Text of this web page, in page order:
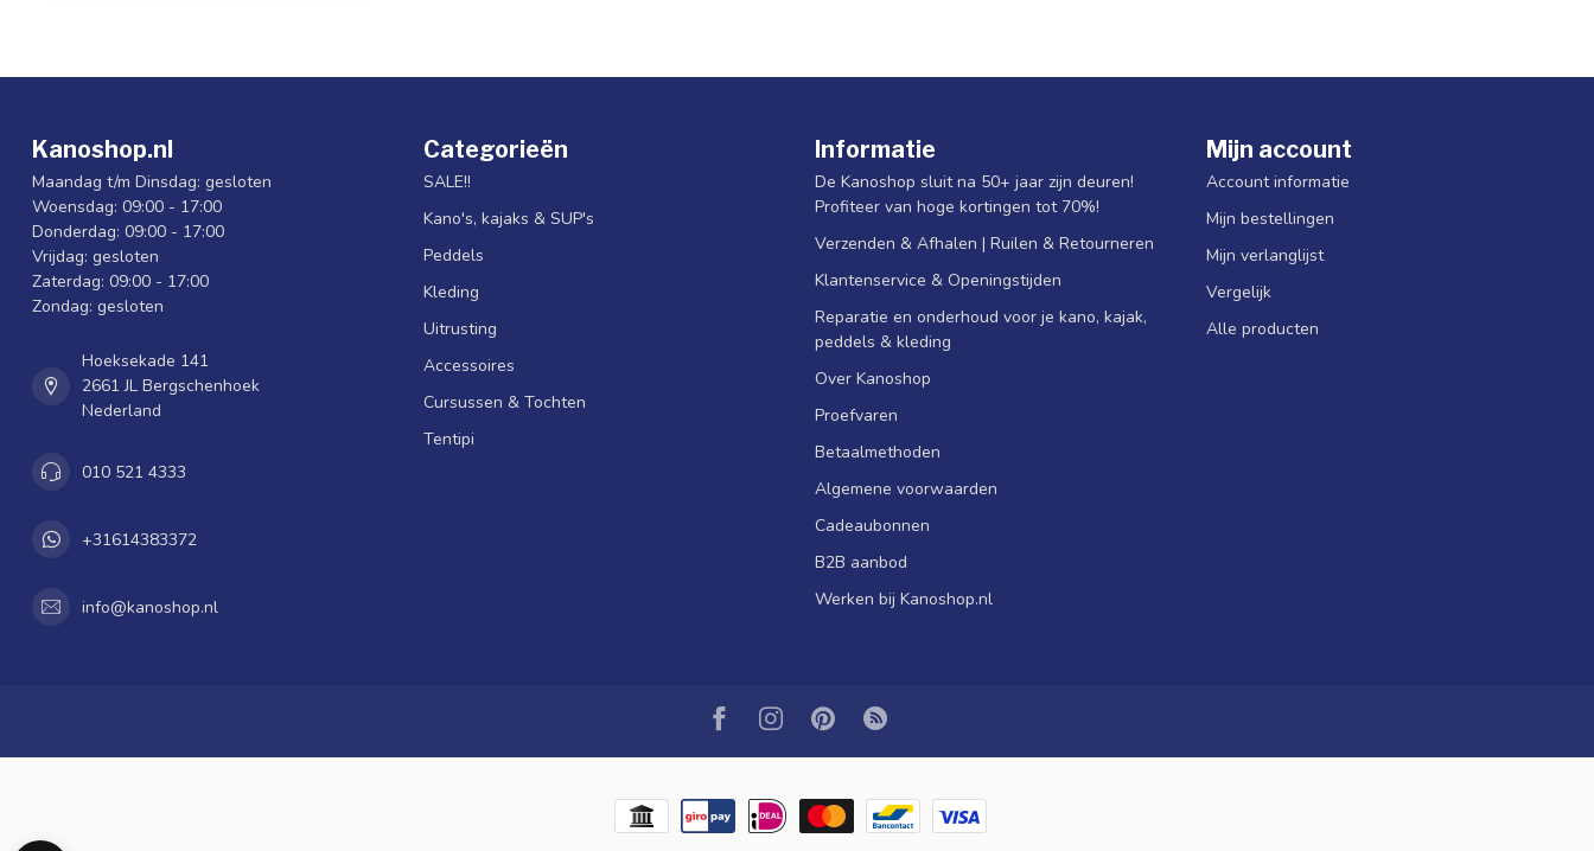
Kanoshop.nl
Maandag t/m Dinsdag: gesloten
Woensdag: 09:00 - 17:00
Donderdag: 09:00 - 17:00
Vrijdag: gesloten
Zaterdag: 09:00 - 17:00
Zondag: gesloten
Hoeksekade 141
2661 JL Bergschenhoek
Nederland
010 521 4333
+31614383372
info@kanoshop.nl
Categorieën
SALE!!
Kano's, kajaks & SUP's
Peddels
Kleding
Uitrusting
Accessoires
Cursussen & Tochten
Tentipi
Informatie
De Kanoshop sluit na 50+ jaar zijn deuren!
Profiteer van hoge kortingen tot 70%!
Verzenden & Afhalen | Ruilen & Retourneren
Klantenservice & Openingstijden
Reparatie en onderhoud voor je kano, kajak,
peddels & kleding
Over Kanoshop
Proefvaren
Betaalmethoden
Algemene voorwaarden
Cadeaubonnen
B2B aanbod
Werken bij Kanoshop.nl
Mijn account
Account informatie
Mijn bestellingen
Mijn verlanglijst
Vergelijk
Alle producten